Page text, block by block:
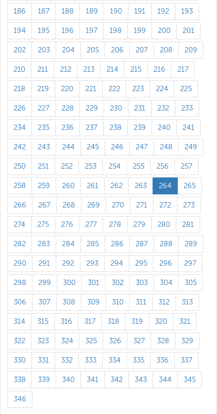
186 187 188 189 190 191 192 193
194 195 196 197 198 199 200 201
202 203 204 205 206 207 208 209
210 211 212 213 214 215 216 217
218 219 220 221 222 223 224 225
226 227 228 229 230 231 232 233
234 235 236 237 238 239 240 241
242 243 244 245 246 247 248 249
250 251 252 253 254 255 256 257
258 259 260 261 262 263 264 265
266 267 268 269 270 271 272 273
274 275 276 277 278 279 280 281
282 283 284 285 286 287 288 289
290 291 292 293 294 295 296 297
298 299 300 301 302 303 304 305
306 307 308 309 310 311 312 313
314 315 316 317 318 319 320 321
322 323 324 325 326 327 328 329
330 331 332 333 334 335 336 337
338 339 340 341 342 343 344 345
346